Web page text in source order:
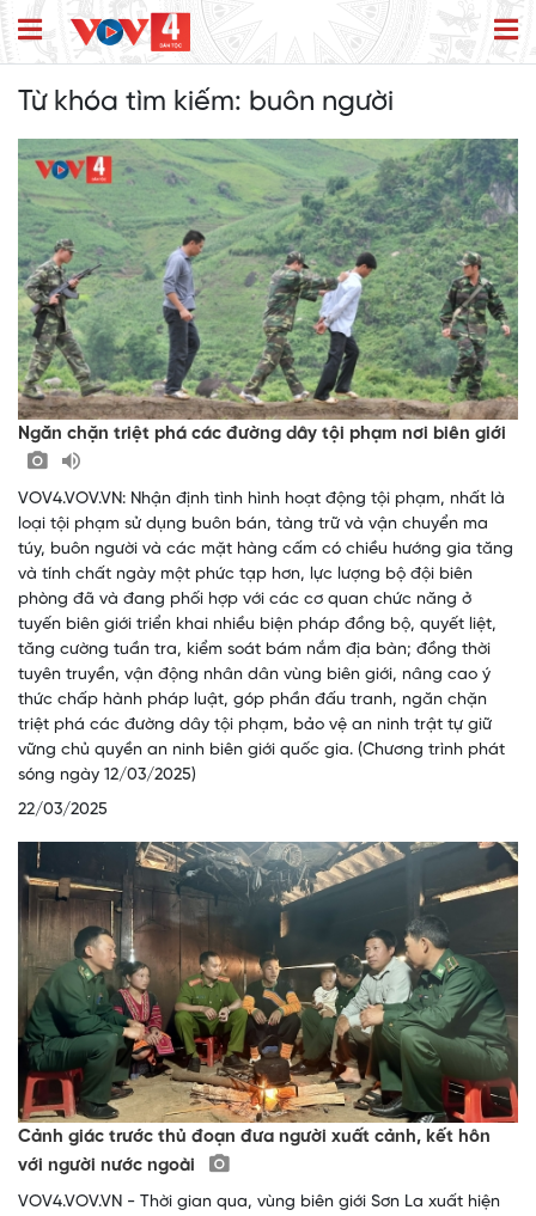
Từ khóa tìm kiếm: buôn người
Ngăn chặn triệt phá các đường dây tội phạm nơi biên giới
VOV4.VOV.VN: Nhận định tình hình hoạt động tội phạm, nhất là
loại tội phạm sử dụng buôn bán, tàng trữ và vận chuyển ma
túy, buôn người và các mặt hàng cấm có chiều hướng gia tăng
và tính chất ngày một phức tạp hơn, lực lượng bộ đội biên
phòng đã và đang phối hợp với các cơ quan chức năng ở
tuyến biên giới triển khai nhiều biện pháp đồng bộ, quyết liệt,
tăng cường tuần tra, kiểm soát bám nắm địa bàn; đồng thời
tuyên truyền, vận động nhân dân vùng biên giới, nâng cao ý
thức chấp hành pháp luật, góp phần đấu tranh, ngăn chặn
triệt phá các đường dây tội phạm, bảo vệ an ninh trật tự giữ
vững chủ quyền an ninh biên giới quốc gia. (Chương trình phát
sóng ngày 12/03/2025)
22/03/2025
Cảnh giác trước thủ đoạn đưa người xuất cảnh, kết hôn
với người nước ngoài
VOV4.VOV.VN - Thời gian qua, vùng biên giới Sơn La xuất hiện